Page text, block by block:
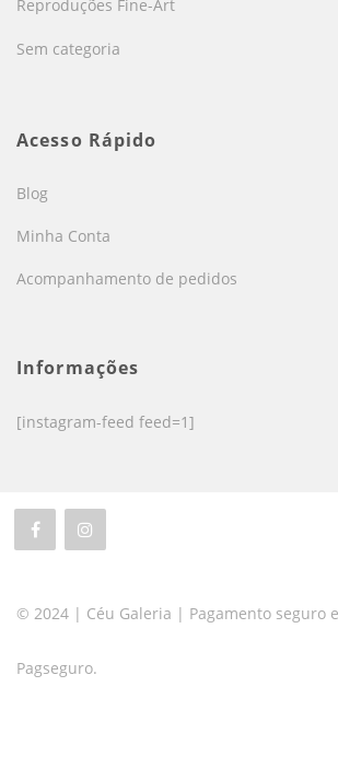
Reproduções Fine-Art
Sem categoria
Acesso Rápido
Blog
Minha Conta
Acompanhamento de pedidos
Informações
[instagram-feed feed=1]
© 2024 | Céu Galeria | Pagamento seguro
Pagseguro.